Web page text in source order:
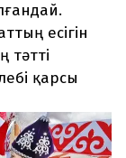
есігін
тәтті
қарсы